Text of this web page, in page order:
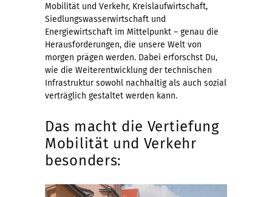
Mobilität und Verkehr, Kreislaufwirtschaft,
Siedlungswasserwirtschaft und
Energiewirtschaft im Mittelpunkt – genau die
Herausforderungen, die unsere Welt von
morgen prägen werden. Dabei erforschst Du,
wie die Weiterentwicklung der technischen
Infrastruktur sowohl nachhaltig als auch sozial
verträglich gestaltet werden kann.
Das macht die Vertiefung
Mobilität und Verkehr
besonders: